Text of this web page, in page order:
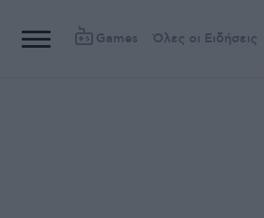
Games Όλες οι Ειδήσεις